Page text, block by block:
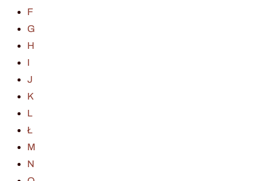
F
G
H
I
J
K
L
Ł
M
N